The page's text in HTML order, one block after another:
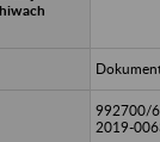
992700/
2019-